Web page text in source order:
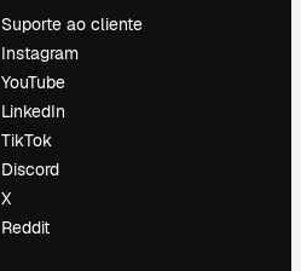
Suporte ao cliente
Instagram
YouTube
LinkedIn
TikTok
Discord
X
Reddit